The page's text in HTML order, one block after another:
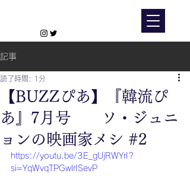
記事
【BUZZぴあ】『韓流ぴ
あ』7月号 ソ・ジュニ
ョンの映画家メシ #2
読了時間: 1分
https://youtu.be/3E_gUjRWYrI?
si=YqWvqTPGwlrISevP